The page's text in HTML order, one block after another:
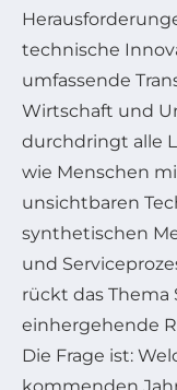
technische
umfassende
Wirtschaft und
durchdringt alle
wie Menschen
unsichtbaren
synthetischen
und
rückt das Thema
einhergehende
Die Frage ist: